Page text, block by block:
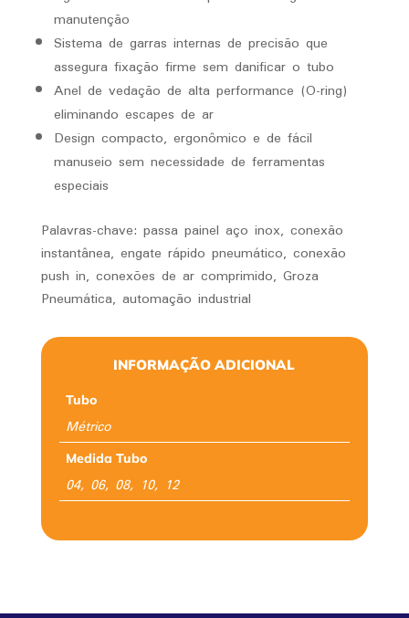
manutenção
Sistema de garras internas de precisão que
assegura fixação firme sem danificar o tubo
Anel de vedação de alta performance (O-ring)
eliminando escapes de ar
Design compacto, ergonômico e de fácil
manuseio sem necessidade de ferramentas
especiais
Palavras-chave: passa painel aço inox, conexão
instantânea, engate rápido pneumático, conexão
push in, conexões de ar comprimido, Groza
Pneumática, automação industrial
INFORMAÇÃO ADICIONAL
Tubo
Métrico
Medida Tubo
04, 06, 08, 10, 12